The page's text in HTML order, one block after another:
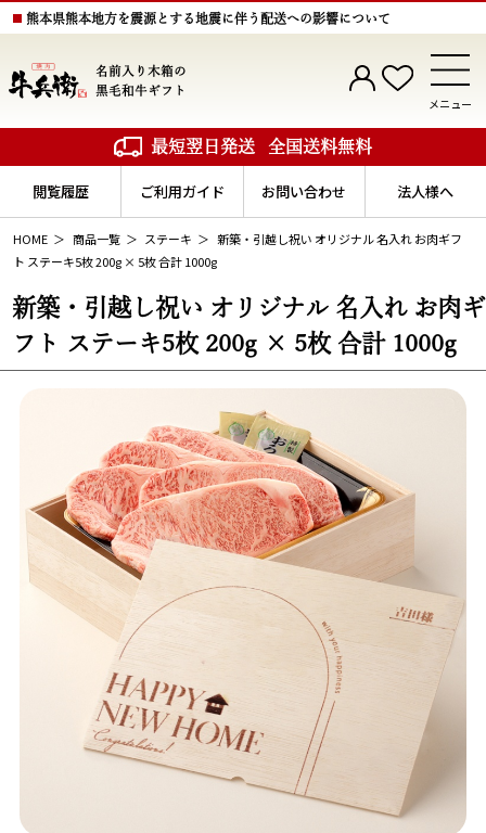
熊本県熊本地方を震源とする地震に伴う配送への影響について
名前入り木箱の
黒毛和牛ギフト
メニュー
最短翌日発送 全国送料無料
閲覧履歴 ご利用ガイド お問い合わせ 法人様へ
HOME 商品一覧 ステーキ
新築・引越し祝い オリジナル 名入れ お肉ギフ
ト ステーキ5枚 200g × 5枚 合計 1000g
新築・引越し祝い オリジナル 名入れ お肉ギ
フト ステーキ5枚 200g × 5枚 合計 1000g